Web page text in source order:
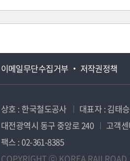
이메일무단수집거부 저작권정책
상호 : 한국철도공사 대표자 : 김태승
대전광역시 동구 중앙로 240
고객
팩스 : 02-361-8385
COPYRIGHT ⓒ KOREA RAILROAD.